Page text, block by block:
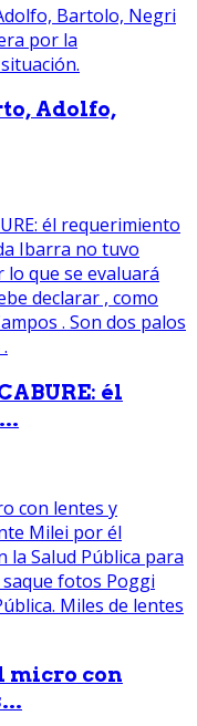
Adolfo,
él
micro con